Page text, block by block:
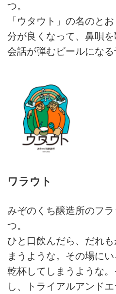
つ。
「ウタウト」の名のと
分が良くなって、鼻唄
会話が弾むビールになる
ワラウト
みぞのくち醸造所のフ
つ。
ひと口飲んだら、だれ
まうような。その場に
乾杯してしまうような
し、トライアルアンドエ